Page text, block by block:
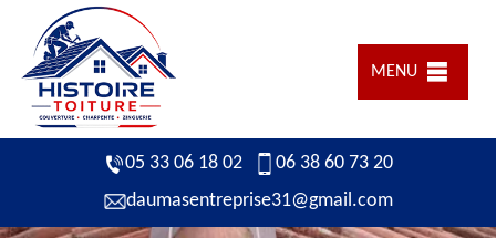
MENU
05 33 06 18 02
06 38 60 73 20
daumasentreprise31@gmail.com